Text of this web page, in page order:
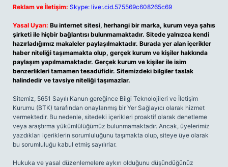
Reklam ve İletişim: Skype: live:.cid.575569c608265c69
Yasal Uyarı: Bu internet sitesi, herhangi bir marka, kurum veya şahıs
şirketi ile hiçbir bağlantısı bulunmamaktadır. Sitede yalnızca kendi
hazırladığımız makaleler paylaşılmaktadır. Burada yer alan içerikler
haber niteliği taşımamakta olup, gerçek kurum ve kişiler hakkında
paylaşım yapılmamaktadır. Gerçek kurum ve kişiler ile isim
benzerlikleri tamamen tesadüfidir. Sitemizdeki bilgiler taslak
halindedir ve tavsiye niteliği taşımazlar.
Sitemiz, 5651 Sayılı Kanun gereğince Bilgi Teknolojileri ve İletişim
Kurumu (BTK) tarafından onaylanmış bir Yer Sağlayıcı olarak hizmet
vermektedir. Bu nedenle, sitedeki içerikleri proaktif olarak denetleme
veya araştırma yükümlülüğümüz bulunmamaktadır. Ancak, üyelerimiz
yazdıkları içeriklerin sorumluluğunu taşımakta olup, siteye üye olarak
bu sorumluluğu kabul etmiş sayılırlar.
Hukuka ve yasal düzenlemelere aykırı olduğunu düşündüğünüz